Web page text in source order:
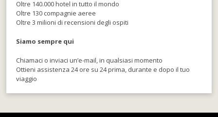
Oltre 140.000 hotel in tutto il mondo
Oltre 130 compagnie aeree
Oltre 3 milioni di recensioni degli ospiti
Siamo sempre qui
Chiamaci o inviaci un’e-mail, in qualsiasi momento
Ottieni assistenza 24 ore su 24 prima, durante e dopo il tuo
viaggio